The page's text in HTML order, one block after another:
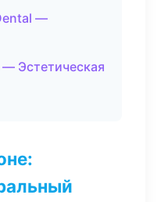
—
Эстетическая